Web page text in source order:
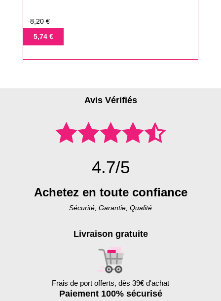
Prix
base
8,20 €
Prix5,74 €
Avis Vérifiés
4.7/5
Achetez en toute confiance
Sécurité, Garantie, Qualité
Livraison gratuite
Frais de port offerts, dès 39€ d'achat
Paiement 100% sécurisé